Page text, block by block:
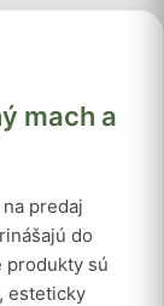
mach a
predaj
do
produkty sú
esteticky